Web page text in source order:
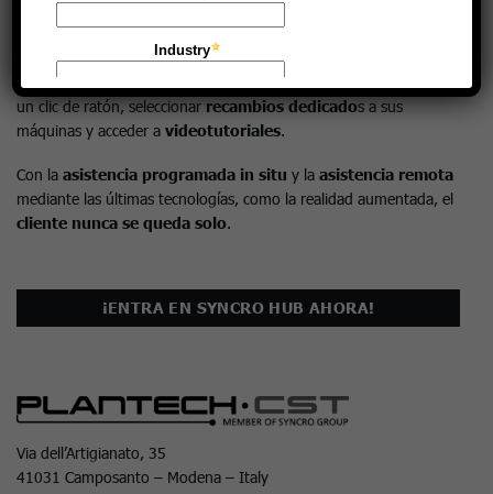
Syncro-Hubes el portal en el que cada cliente puede tener
siempre su propio historial de pedidos,
asistencia
un clic de ratón, seleccionarrecambios dedicados a sus
máquinas y acceder a videotutoriales.
Con la asistencia programada in situ y la asistencia remota
mediante las últimas tecnologías, como la realidad aumentada, el
cliente nunca se queda solo.
¡ENTRA EN SYNCRO HUB AHORA!
Via dell’Artigianato, 35
41031 Camposanto – Modena – Italy